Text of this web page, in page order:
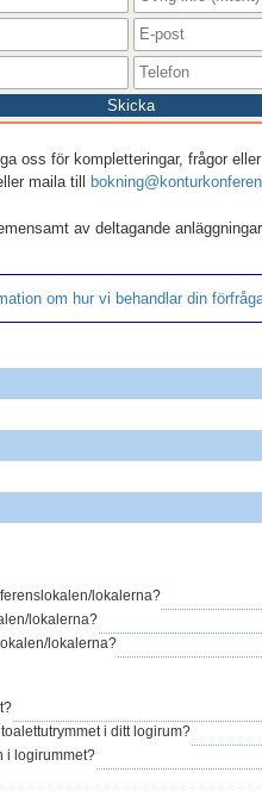
Skicka
oss för kompletteringar, frågor
maila till
av deltagande
om hur vi behandlar din
lokalerna?
lokalerna?
lokalerna?
i ditt logirum?
i logirummet?